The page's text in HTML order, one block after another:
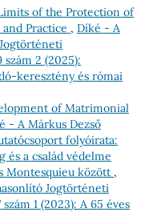
of the Protection of
Practice , Díké - A
2 (2025):
keresztény és római
of Matrimonial
- A Márkus Dezső
folyóirata:
és a család védelme
Montesquieu között ,
Jogtörténeti
1 (2023): A 65 éves